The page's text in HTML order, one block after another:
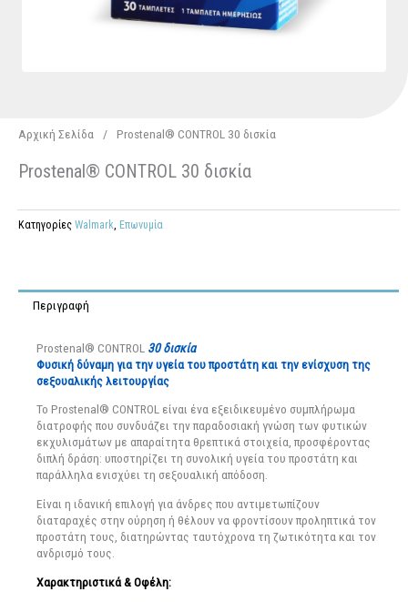
Αρχική Σελίδα / Prostenal® CONTROL 30 δισκία
Prostenal® CONTROL 30 δισκία
Κατηγορίες Walmark Επωνυμία
Περιγραφή
Prostenal® CONTROL 30δισκία
Φυσική δύναμη για την υγεία του προστάτη και την ενίσχυση της
σεξουαλικής λειτουργίας
Το Prostenal® CONTROL είναι ένα εξειδικευμένο συμπλήρωμα
διατροφής που συνδυάζει την παραδοσιακή γνώση των φυτικών
εκχυλισμάτων με απαραίτητα θρεπτικά στοιχεία, προσφέροντας
διπλή δράση: υποστηρίζει τη συνολική υγεία του προστάτη και
παράλληλα ενισχύει τη σεξουαλική απόδοση.
Είναι η ιδανική επιλογή για άνδρες που αντιμετωπίζουν
διαταραχές στην ούρηση ή θέλουν να φροντίσουν προληπτικά τον
προστάτη τους, διατηρώντας ταυτόχρονα τη ζωτικότητα και τον
ανδρισμό τους.
Χαρακτηριστικά & Οφέλη: